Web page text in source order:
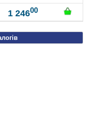
1 24600